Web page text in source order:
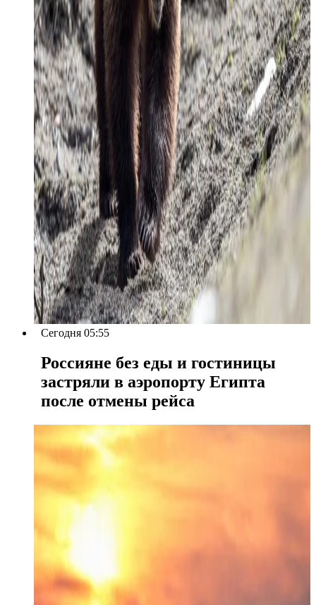
Сегодня 05:55
Россияне без еды и гостиницы
застряли в аэропорту Египта
после отмены рейса